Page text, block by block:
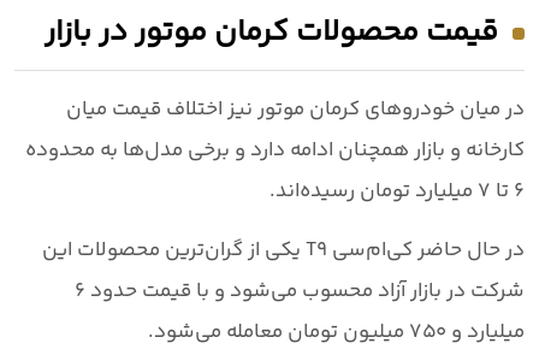
قیمت محصولات کرمان موتور در بازار
در میان خودروهای کرمان موتورنیز اختلاف قیمت میان
کارخانه و بازار همچنان ادامه دارد و برخی مدل‌ها به محدوده
۶ تا ۷ میلیارد تومان
رسیده‌اند.
در حال حاضرکی‌ام‌سی T9
یکی از گران‌ترین محصولات این
شرکت در بازار آزاد محسوب می‌شود و با قیمت حدود ۶
میلیارد و ۷۵۰ میلیون تومان
معامله می‌شود.